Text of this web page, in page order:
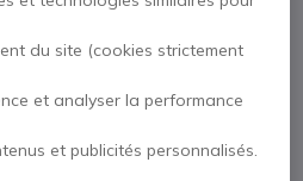
3 75''
du site (cookies strictement
et analyser la performance
et publicités personnalisés.